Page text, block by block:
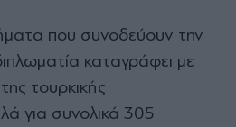
που συνοδεύουν την
καταγράφει με
τουρκικής
για συνολικά 305